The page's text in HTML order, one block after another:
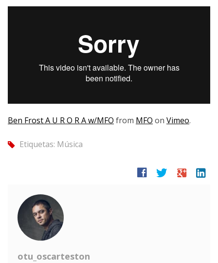
Ben Frost A U R O R A w/MFO from MFO on Vimeo.
tag Etiquetas: Música
facebook twitter google linkedin
otu_oscarteston